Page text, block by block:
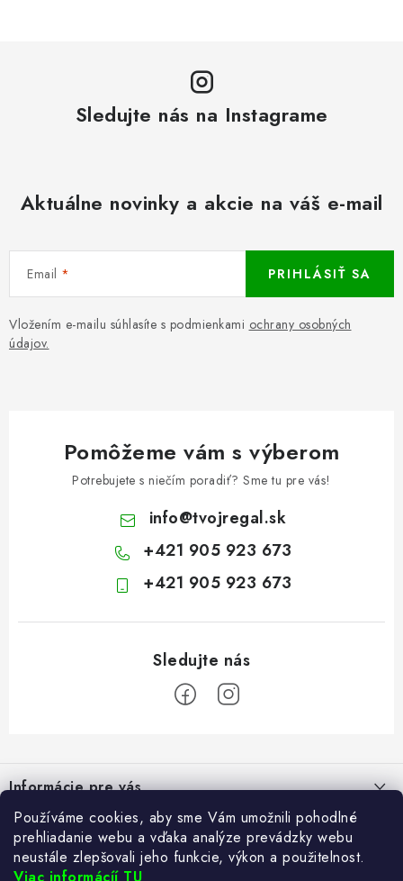
Používáme cookies, aby sme Vám umožnili pohodlné
prehliadanie webu a vďaka analýze prevádzky webu
neustále zlepšovali jeho funkcie, výkon a použitelnost.
Sledujte nás na Instagrame
Aktuálne novinky a akcie na váš e-mail
Email
Vložením e-mailu súhlasíte s podmienkami ochrany osobných
údajov.
PRIHLÁSIŤ SA
Pomôžeme vám s výberom
Potrebujete s niečím poradiť? Sme tu pre vás!
info@tvojregal.sk
+421 905 923 673
+421 905 923 673
pInformácie pre vás
Kontakt
Hodnotenie obchodu
Blogy
Ako si vybrať poštovú schránku?